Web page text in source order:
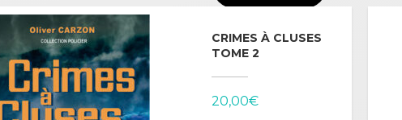
CRIMES À CLUSES
TOME 2
20,00€